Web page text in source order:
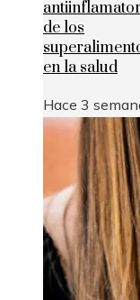
de los
en la salud
Hace 3